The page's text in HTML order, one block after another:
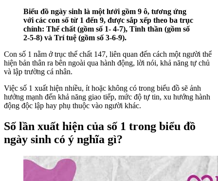
Biểu đồ ngày sinh là một lưới gồm 9 ô, tương ứng
với các con số từ 1 đến 9, được sắp xếp theo ba trục
chính: Thể chất (gồm số 1- 4-7), Tinh thần (gồm số
2-5-8) và Trí tuệ (gồm số 3-6-9).
Con số 1 nằm ở trục thể chất 147, liên quan đến cách một người thể
hiện bản thân ra bên ngoài qua hành động, lời nói, khả năng tự chủ
và lập trường cá nhân.
Việc số 1 xuất hiện nhiều, ít hoặc không có trong biểu đồ sẽ ảnh
hưởng mạnh đến khả năng giao tiếp, mức độ tự tin, xu hướng hành
động độc lập hay phụ thuộc vào người khác.
Số lần xuất hiện của số 1 trong biểu đồ
ngày sinh có ý nghĩa gì?